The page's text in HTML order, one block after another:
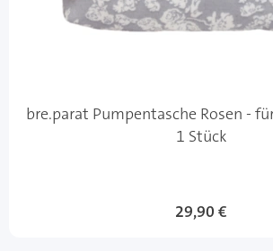
bre.parat Pumpentasche Rosen -
1 Stück
29,90 €